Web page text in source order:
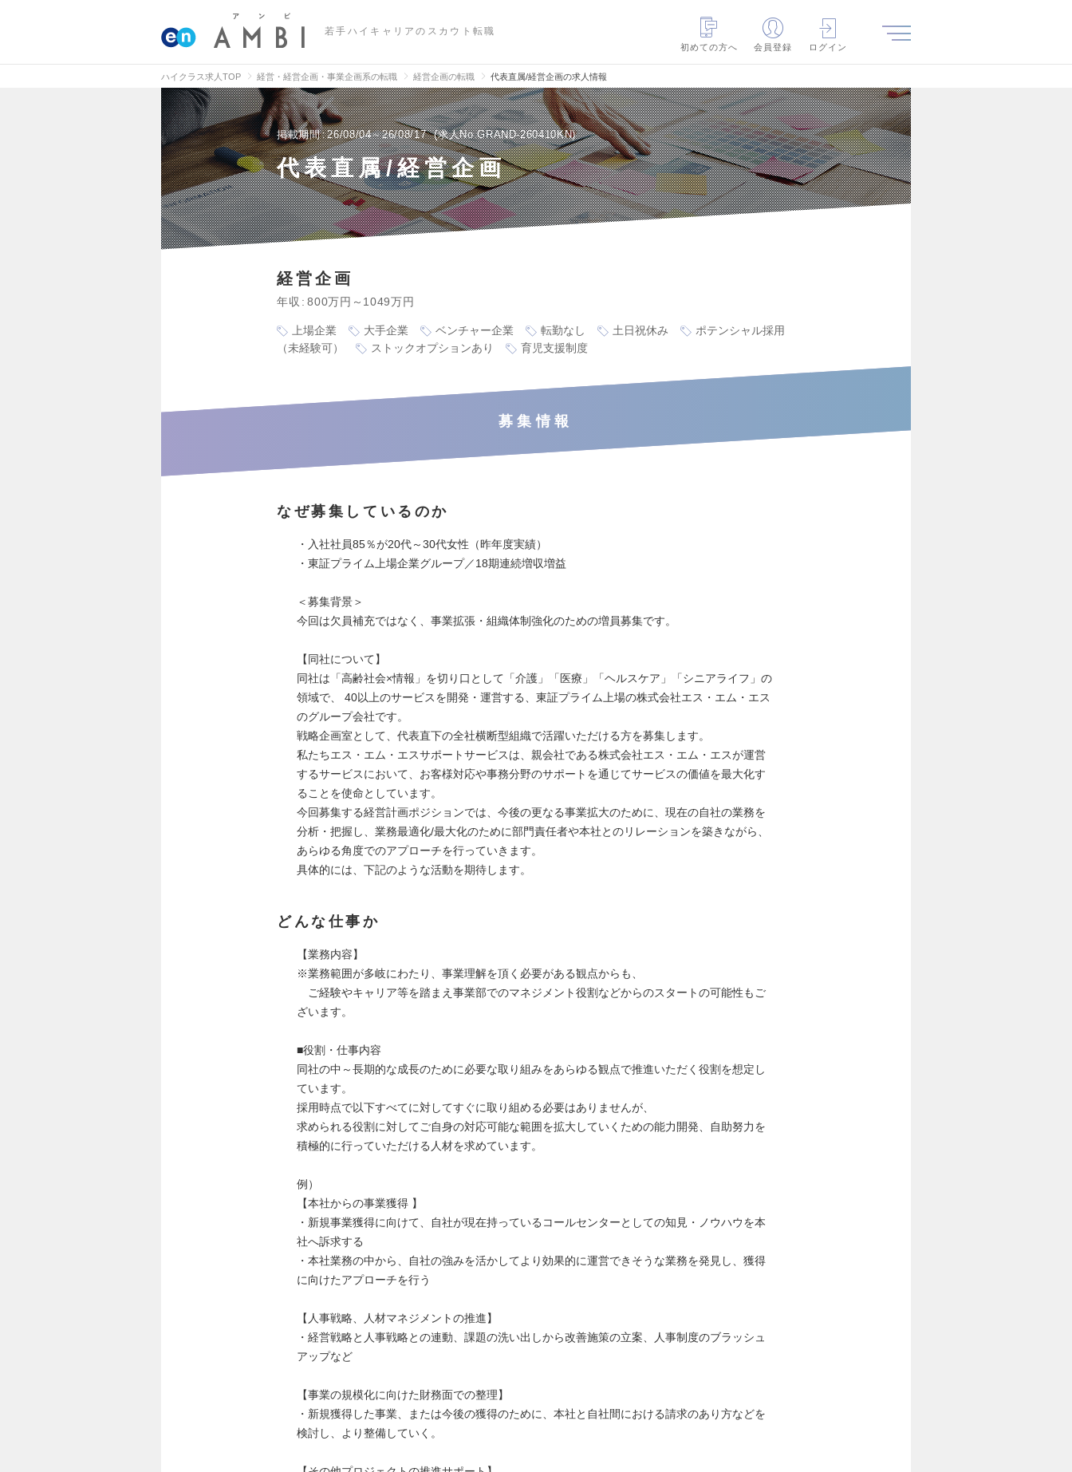
若手ハイキャリアのスカウト転職
初めての方へ
会員登録 ログイン
ハイクラス求人TOP 経営・経営企画・事業企画系の転職 経営企画の転職 代表直属/経営企画の求人情報
掲載期間 26/08/04～26/08/17 求人No.GRAND-260410KN
代表直属/経営企画
経営企画
年収 800万円～1049万円
上場企業 大手企業 ベンチャー企業 転勤なし 土日祝休み
ポテンシャル採用
（未経験可）
ストックオプションあり 育児支援制度
募集情報
なぜ募集しているのか
・入社社員85％が20代～30代女性（昨年度実績）
・東証プライム上場企業グループ／18期連続増収増益
＜募集背景＞
今回は欠員補充ではなく、事業拡張・組織体制強化のための増員募集です。
【同社について】
同社は「高齢社会×情報」を切り口として「介護」「医療」「ヘルスケア」「シニアライフ」の
領域で、 40以上のサービスを開発・運営する、東証プライム上場の株式会社エス・エム・エス
のグループ会社です。
戦略企画室として、代表直下の全社横断型組織で活躍いただける方を募集します。
私たちエス・エム・エスサポートサービスは、親会社である株式会社エス・エム・エスが運営
するサービスにおいて、お客様対応や事務分野のサポートを通じてサービスの価値を最大化す
ることを使命としています。
今回募集する経営計画ポジションでは、今後の更なる事業拡大のために、現在の自社の業務を
分析・把握し、業務最適化/最大化のために部門責任者や本社とのリレーションを築きながら、
あらゆる角度でのアプローチを行っていきます。
具体的には、下記のような活動を期待します。
どんな仕事か
【業務内容】
※業務範囲が多岐にわたり、事業理解を頂く必要がある観点からも、
ご経験やキャリア等を踏まえ事業部でのマネジメント役割などからのスタートの可能性もご
ざいます。
■役割・仕事内容
同社の中～長期的な成長のために必要な取り組みをあらゆる観点で推進いただく役割を想定し
ています。
採用時点で以下すべてに対してすぐに取り組める必要はありませんが、
求められる役割に対してご自身の対応可能な範囲を拡大していくための能力開発、自助努力を
積極的に行っていただける人材を求めています。
例）
【本社からの事業獲得 】
・新規事業獲得に向けて、自社が現在持っているコールセンターとしての知見・ノウハウを本
社へ訴求する
・本社業務の中から、自社の強みを活かしてより効果的に運営できそうな業務を発見し、獲得
に向けたアプローチを行う
【人事戦略、人材マネジメントの推進】
・経営戦略と人事戦略との連動、課題の洗い出しから改善施策の立案、人事制度のブラッシュ
アップなど
【事業の規模化に向けた財務面での整理】
・新規獲得した事業、または今後の獲得のために、本社と自社間における請求のあり方などを
検討し、より整備していく。